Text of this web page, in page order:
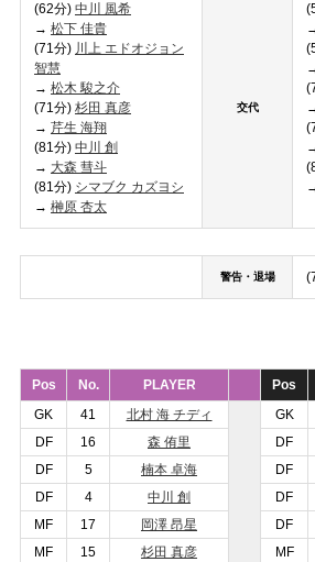
(62分) 中 川 風希
→ 松下 佳貴
(71分) 川上 エドオジョン
智慧
→ 松木 駿之介
(71分) 杉田 真彦
→ 芹生 海翔
(81分) 中川 創
→ 大森 彗斗
(81分) シマブク カズヨシ
→ 榊原 杏太
交代
警告・退場
Pos No. PLAYER Pos
GK
41 北村 海 チディ GK
DF
16 森 侑里 DF
DF
5 楠本 卓海 DF
DF
4 中川 創 DF
MF
17 岡澤 昂星 DF
MF
15 杉田 真彦 MF